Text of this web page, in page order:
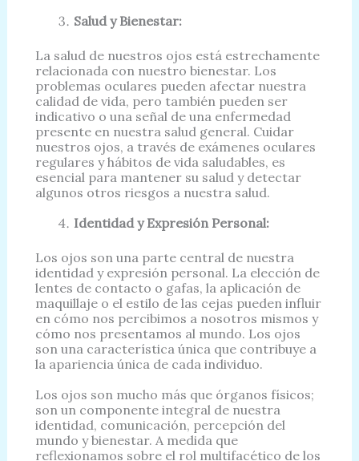
Salud y Bienestar:
La salud de nuestros ojos está estrechamente
relacionada con nuestro bienestar. Los
problemas oculares pueden afectar nuestra
calidad de vida, pero también pueden ser
indicativo o una señal de una enfermedad
presente en nuestra salud general. Cuidar
nuestros ojos, a través de exámenes oculares
regulares y hábitos de vida saludables, es
esencial para mantener su salud y detectar
algunos otros riesgos a nuestra salud.
Identidad y Expresión Personal:
Los ojos son una parte central de nuestra
identidad y expresión personal. La elección de
lentes de contacto o gafas, la aplicación de
maquillaje o el estilo de las cejas pueden influir
en cómo nos percibimos a nosotros mismos y
cómo nos presentamos al mundo. Los ojos
son una característica única que contribuye a
la apariencia única de cada individuo.
Los ojos son mucho más que órganos físicos;
son un componente integral de nuestra
identidad, comunicación, percepción del
mundo y bienestar. A medida que
reflexionamos sobre el rol multifacético de los